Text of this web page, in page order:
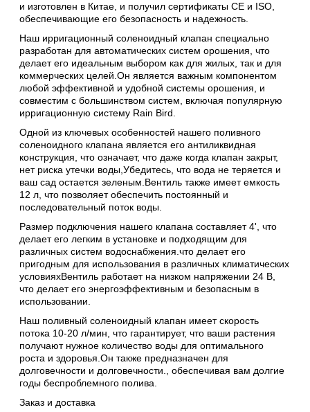
и изготовлен в Китае, и получил сертификаты CE и ISO,
обеспечивающие его безопасность и надежность.
Наш ирригационный соленоидный клапан специально
разработан для автоматических систем орошения, что
делает его идеальным выбором как для жилых, так и для
коммерческих целей.Он является важным компонентом
любой эффективной и удобной системы орошения, и
совместим с большинством систем, включая популярную
ирригационную систему Rain Bird.
Одной из ключевых особенностей нашего поливного
соленоидного клапана является его антиликвидная
конструкция, что означает, что даже когда клапан закрыт,
нет риска утечки воды,Убедитесь, что вода не теряется и
ваш сад остается зеленым.Вентиль также имеет емкость
12 л, что позволяет обеспечить постоянный и
последовательный поток воды.
Размер подключения нашего клапана составляет 4', что
делает его легким в установке и подходящим для
различных систем водоснабжения.что делает его
пригодным для использования в различных климатических
условияхВентиль работает на низком напряжении 24 В,
что делает его энергоэффективным и безопасным в
использовании.
Наш поливный соленоидный клапан имеет скорость
потока 10-20 л/мин, что гарантирует, что ваши растения
получают нужное количество воды для оптимального
роста и здоровья.Он также предназначен для
долговечности и долговечности., обеспечивая вам долгие
годы беспроблемного полива.
Заказ и доставка